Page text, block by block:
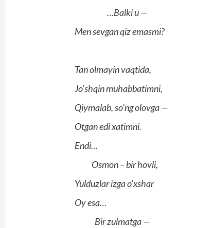
…Balki u —
Men sevgan qiz emasmi?
Tan olmayin vaqtida,
Jo'shqin muhabbatimni,
Qiymalab, so'ng olovga —
Otgan edi xatimni.
Endi…
Osmon – bir hovli,
Yulduzlar izga o'xshar
Oy esa…
Bir zulmatga —